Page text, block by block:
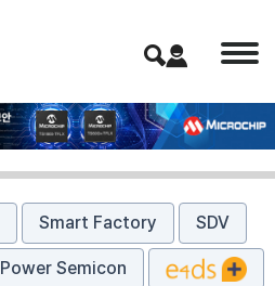
Smart Factory SDV
Power Semicon